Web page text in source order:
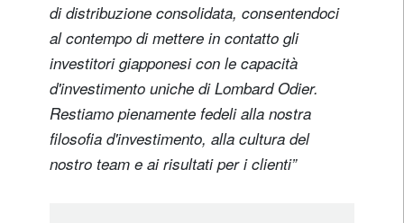
di distribuzione consolidata, consentendoci
al contempo di mettere in contatto gli
investitori giapponesi con le capacità
d'investimento uniche di Lombard Odier.
Restiamo pienamente fedeli alla nostra
filosofia d'investimento, alla cultura del
nostro team e ai risultati per i clienti”